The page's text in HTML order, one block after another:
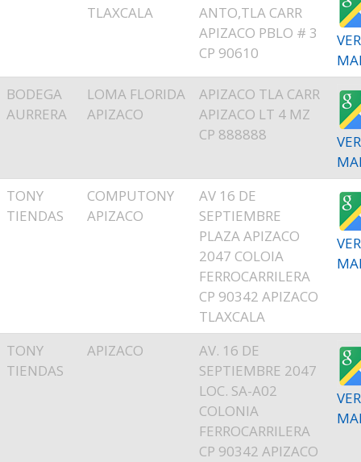
TLAXCALA
ANTO,TLA CARR
APIZACO PBLO # 3
CP 90610
VER
BODEGA
AURRERA
LOMA FLORIDA
APIZACO
APIZACO TLA CARR
APIZACO LT 4 MZ
CP 888888
VER
TONY
TIENDAS
COMPUTONY
APIZACO
AV 16 DE
SEPTIEMBRE
PLAZA APIZACO
2047 COLOIA
FERROCARRILERA
CP 90342 APIZACO
TLAXCALA
VER
TONY
TIENDAS
APIZACO
AV. 16 DE
SEPTIEMBRE 2047
LOC. SA-A02
COLONIA
FERROCARRILERA
CP 90342 APIZACO
VER